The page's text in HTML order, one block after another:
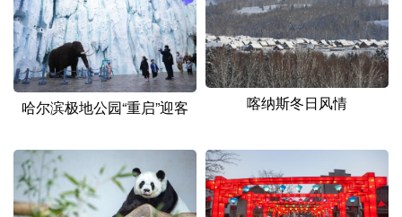
哈尔滨极地公园“重启”迎客 喀纳斯冬日风情